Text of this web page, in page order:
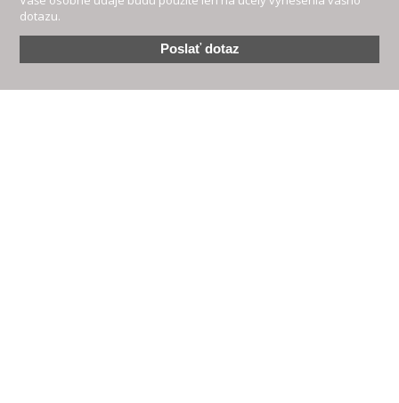
dotazu.
Poslať dotaz